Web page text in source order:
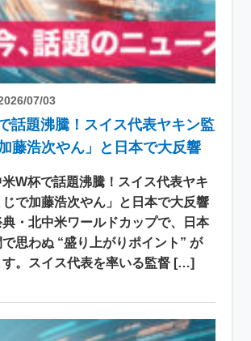
07/03
話題沸騰！スイス代表ヤキン監
藤浩次やん」と日本で大反響
W杯で話題沸騰！スイス代表ヤキ
で加藤浩次やん」と日本で大反響
・北中米ワールドカップで、日本
思わぬ “盛り上がりポイント” が
す。スイス代表を率いる監督 […]